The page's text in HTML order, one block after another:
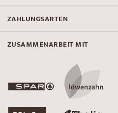
ZAHLUNGSARTEN
ZUSAMMENARBEIT MIT